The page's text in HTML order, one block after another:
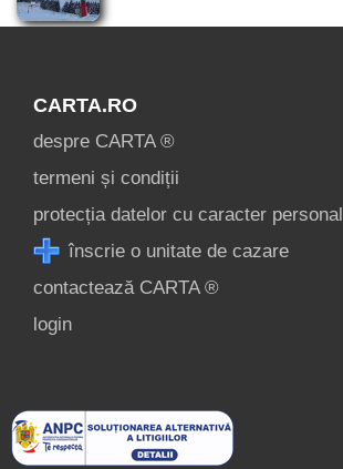
CARTA.RO
despre CARTA ®
termeni și condiții
protecția datelor cu caracter personal
înscrie o unitate de cazare
contactează CARTA ®
login